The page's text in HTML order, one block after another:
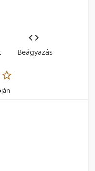
Beágyazás